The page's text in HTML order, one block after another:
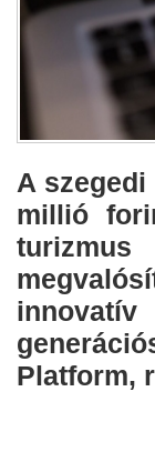
A
millió
Platform,